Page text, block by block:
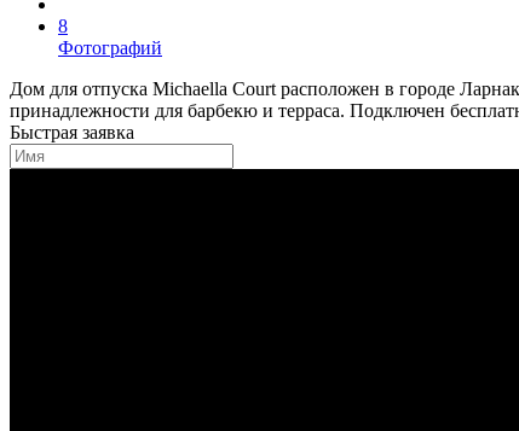
8
Фотографий
Дом для отпуска Michaella Court расположен в городе
принадлежности для барбекю и терраса. Подключен
Быстрая заявка